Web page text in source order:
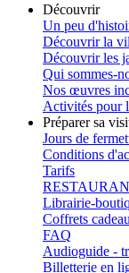
Découvrir
Un peu
Découvrir la
Découvrir les
Qui sommes-
Nos œuvres
Activités pour
Préparer sa
Jours de
Conditions
Tarifs
Librairie-
Coffrets
FAQ
Audioguide -
Billetterie en